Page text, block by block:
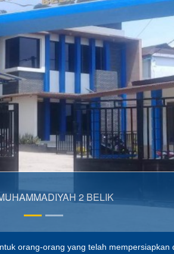
2 BELIK
tanpa agama adalah lumpuh.